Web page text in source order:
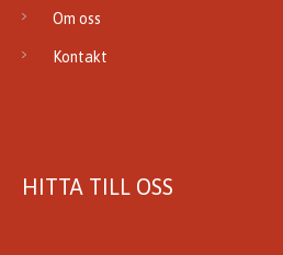
Om oss
Kontakt
HITTA TILL OSS